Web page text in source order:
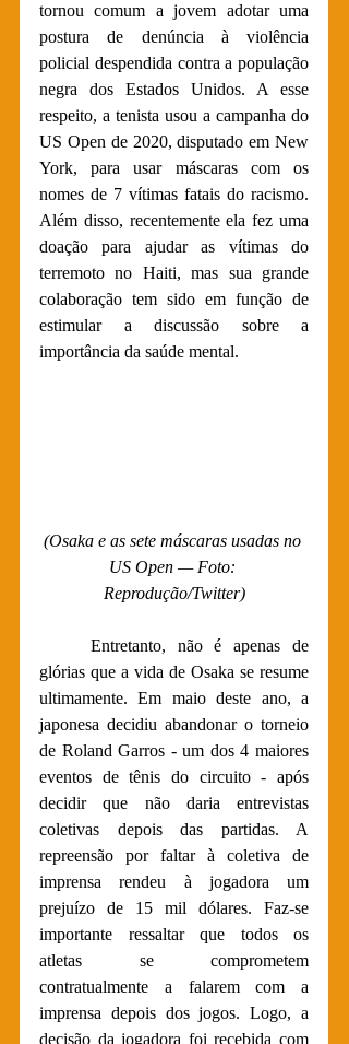
tornou comum a jovem adotar uma
postura de denúncia à violência
policial despendida contra a população
negra dos Estados Unidos. A esse
respeito, a tenista usou a campanha do
US Open de 2020, disputado em New
York, para usar máscaras com os
nomes de 7 vítimas fatais do racismo.
Além disso, recentemente ela fez uma
doação para ajudar as vítimas do
terremoto no Haiti, mas sua grande
colaboração tem sido em função de
estimular a discussão sobre a
importância da saúde mental.
(Osaka e as sete máscaras usadas no
US Open — Foto:
Reprodução/Twitter)
glórias que a vida de Osaka se resume
ultimamente. Em maio deste ano, a
japonesa decidiu abandonar o torneio
de Roland Garros - um dos 4 maiores
eventos de tênis do circuito - após
decidir que não daria entrevistas
coletivas depois das partidas. A
repreensão por faltar à coletiva de
imprensa rendeu à jogadora um
prejuízo de 15 mil dólares. Faz-se
importante ressaltar que todos os
atletas se comprometem
contratualmente a falarem com a
imprensa depois dos jogos. Logo, a
decisão da jogadora foi recebida com